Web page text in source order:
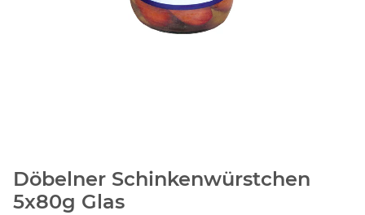
Döbelner Schinkenwürstchen
5x80g Glas